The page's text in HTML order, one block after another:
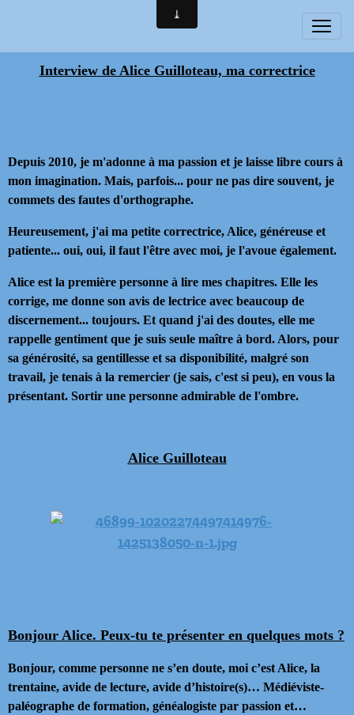
Interview de Alice Guilloteau, ma correctrice
Depuis 2010, je m'adonne à ma passion et je laisse libre cours à
mon imagination. Mais, parfois... pour ne pas dire souvent, je
commets des fautes d'orthographe.
Heureusement, j'ai ma petite correctrice, Alice, généreuse et
patiente... oui, oui, il faut l'être avec moi, je l'avoue également.
Alice est la première personne à lire mes chapitres. Elle les
corrige, me donne son avis de lectrice avec beaucoup de
discernement... toujours. Et quand j'ai des doutes, elle me
rappelle gentiment que je suis seule maître à bord. Alors, pour
sa générosité, sa gentillesse et sa disponibilité, malgré son
travail, je tenais à la remercier (je sais, c'est si peu), en vous la
présentant. Sortir une personne admirable de l'ombre.
Alice Guilloteau
Bonjour Alice. Peux-tu te présenter en quelques mots ?
Bonjour, comme personne ne s’en doute, moi c’est Alice, la
trentaine, avide de lecture, avide d’histoire(s)… Médiéviste-
paléographe de formation, généalogiste par passion et…